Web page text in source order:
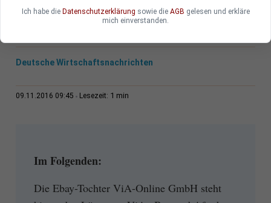
Handel entwickelt.
Deutsche Wirtschaftsnachrichten
09.11.2016 09:45 Lesezeit: 1 min
Im Folgenden:
Die Ebay-Tochter ViA-Online GmbH steht
Ich habe die Datenschutzerklärung sowie die AGB gelesen und erkläre
mich einverstanden.